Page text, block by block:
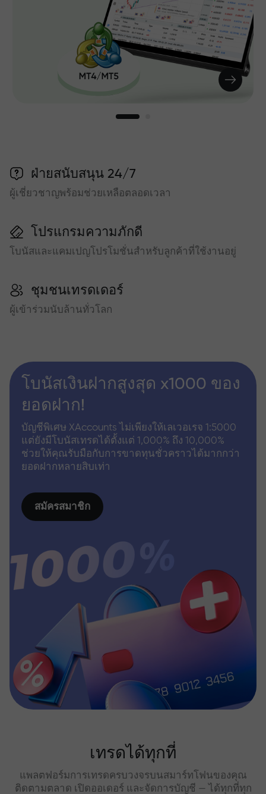
ฝ่ายสนับสนุน 24/7
ผู้เชี่ยวชาญพร้อมช่วยเหลือตลอดเวลา
โปรแกรมความภักดี
โบนัสและแคมเปญโปรโมชั่นสำหรับลูกค้าที่ใช้งานอยู่
ชุมชนเทรดเดอร์
ผู้เข้าร่วมนับล้านทั่วโลก
โบนัสเงินฝากสูงสุด x1000 ของ
ยอดฝาก!
บัญชีพิเศษ XAccounts ไม่เพียงให้เลเวอเรจ 1:5000
แต่ยังมีโบนัสเทรดได้ตั้งแต่ 1,000% ถึง 10,000%
ช่วยให้คุณรับมือกับการขาดทุนชั่วคราวได้มากกว่า
ยอดฝากหลายสิบเท่า
สมัครสมาชิก
เทรดได้ทุกที่
แพลตฟอร์มการเทรดครบวงจรบนสมาร์ทโฟนของคุณ
ติดตามตลาด เปิดออเดอร์ และจัดการบัญชี — ได้ทุกที่ทุก